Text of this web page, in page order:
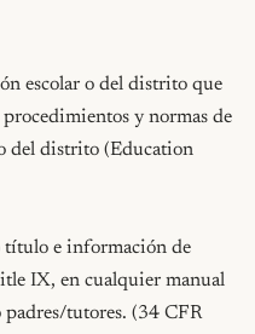
escolar o del distrito que
procedimientos y normas de
del distrito (Education
título e información de
IX, en cualquier manual
padres/tutores. (34 CFR